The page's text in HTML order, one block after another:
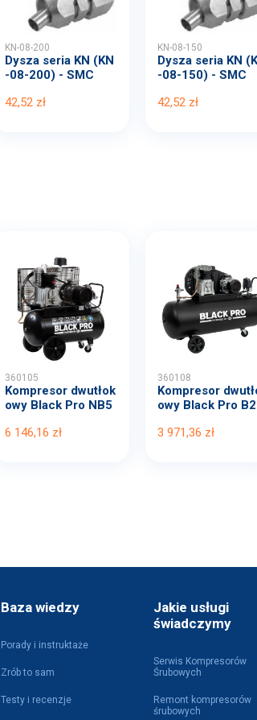
KN-08-200
Dysza seria KN (KN
-08-200) - SMC
42,52 zł
KN-08-150
Dysza seria KN
-08-150) - SMC
42,52 zł
360105
Kompresor dwutłok
owy Black Pro NB5
6 146,16 zł
360108
Kompresor
owy Black Pro
3 971,36 zł
Baza wiedzy
Porady i instruktaże
Zrób to sam
Testy i recenzje
Jakie usługi
świadczymy
Serwis Kompresorów
Śrubowych
Remont kompresorów
śrubowych